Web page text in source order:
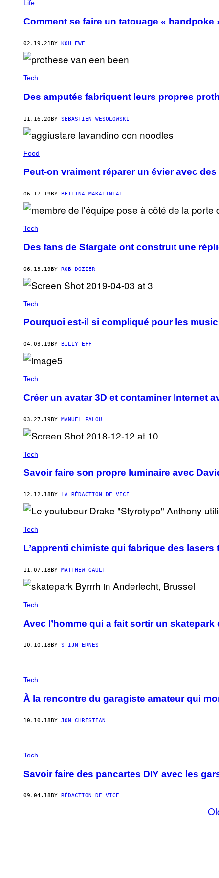
Life
Comment se faire un tatouage « handpoke
02.19.21 BY KOH EWE
Tech
Des amputés fabriquent leurs propres
11.16.20BY SÉBASTIEN WESOLOWSKI
Food
Peut-on vraiment réparer un évier avec
06.17.19 BY BETTINA MAKALINTAL
Tech
Des fans de Stargate ont construit une
06.13.19BY ROB DOZIER
Tech
Pourquoi est-il si compliqué pour les
04.03.19 BY BILLY EFF
Tech
Créer un avatar 3D et contaminer Internet
03.27.19BY MANUEL PALOU
Tech
Savoir faire son propre luminaire avec
12.12.18 BY LA RÉDACTION DE VICE
Tech
L’apprenti chimiste qui fabrique des
11.07.18BY MATTHEW GAULT
Tech
Avec l’homme qui a fait sortir un
10.10.18 BY STIJN ERNES
Tech
À la rencontre du garagiste amateur qui
10.10.18BY JON CHRISTIAN
Tech
Savoir faire des pancartes DIY avec les
09.04.18 BY RÉDACTION DE VICE